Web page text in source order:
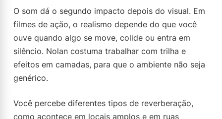
O som dá o segundo impacto depois do visual. Em
filmes de ação, o realismo depende do que você
ouve quando algo se move, colide ou entra em
silêncio. Nolan costuma trabalhar com trilha e
efeitos em camadas, para que o ambiente não seja
genérico.
Você percebe diferentes tipos de reverberação,
como acontece em locais amplos e em ruas